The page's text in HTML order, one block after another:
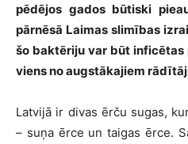
pēdējos gados būtiski
pārnēsā Laimas slimības
šo baktēriju var būt inficētas
viens no augstākajiem
Latvijā ir divas ērču sugas,
– suņa ērce un taigas ērce.